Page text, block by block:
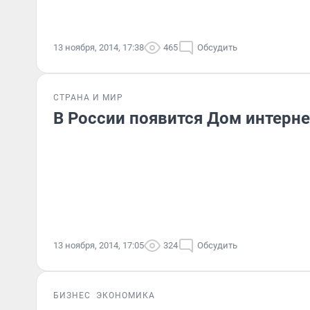
13 ноября, 2014, 17:38 465 Обсудить
СТРАНА И МИР
В России появится Дом
13 ноября, 2014, 17:05 324 Обсудить
БИЗНЕС ЭКОНОМИКА